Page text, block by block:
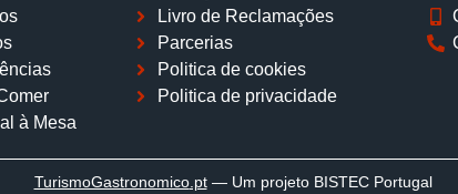
à Mesa
Livro de Reclamações
Parcerias
Politica de cookies
Politica de privacidade
TurismoGastronomico.pt— Um projeto BISTEC Portugal